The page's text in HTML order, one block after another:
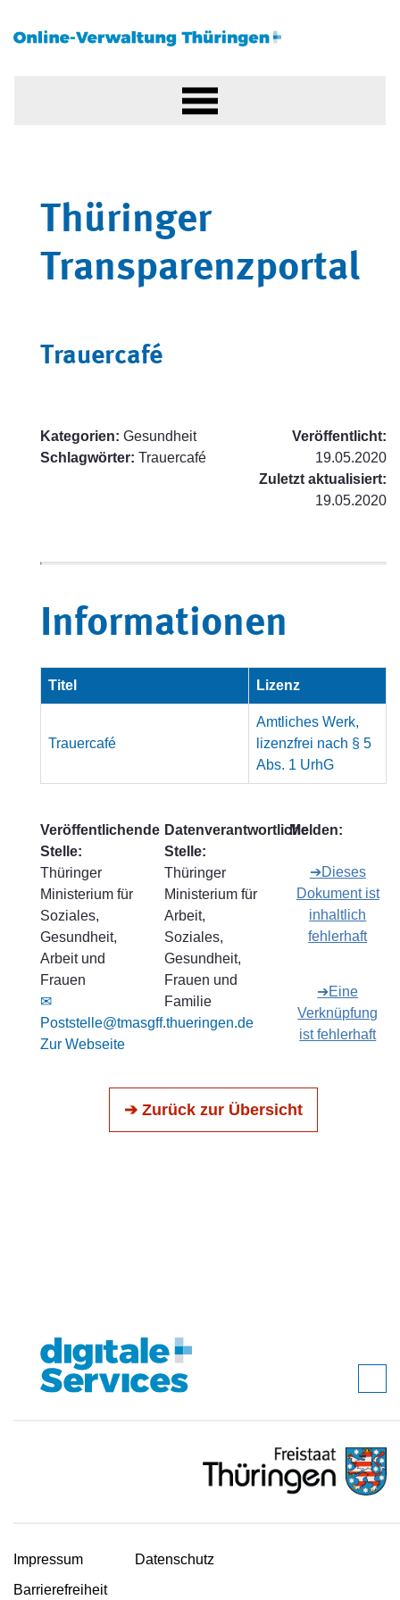
Thüringer
Transparenzportal
Trauercafé
Kategorien: Gesundheit
Schlagwörter: Trauercafé
Veröffentlicht:
19.05.2020
Zuletzt aktualisiert:
19.05.2020
Informationen
Titel Lizenz
Trauercafé
Amtliches Werk,
lizenzfrei nach § 5
Abs. 1 UrhG
Veröffentlichende
Stelle:
Thüringer
Ministerium für
Soziales,
Gesundheit,
Arbeit und
Frauen
✉
Poststelle@tmasgff.thueringen.de
Zur Webseite
Datenverantwortliche
Stelle:
Thüringer
Ministerium für
Arbeit,
Soziales,
Gesundheit,
Frauen und
Familie
Melden:
➔Dieses
Dokument ist
inhaltlich
fehlerhaft
➔Eine
Verknüpfung
ist fehlerhaft
➔ Zurück zur Übersicht
Impressum
Datenschutz
Barrierefreiheit